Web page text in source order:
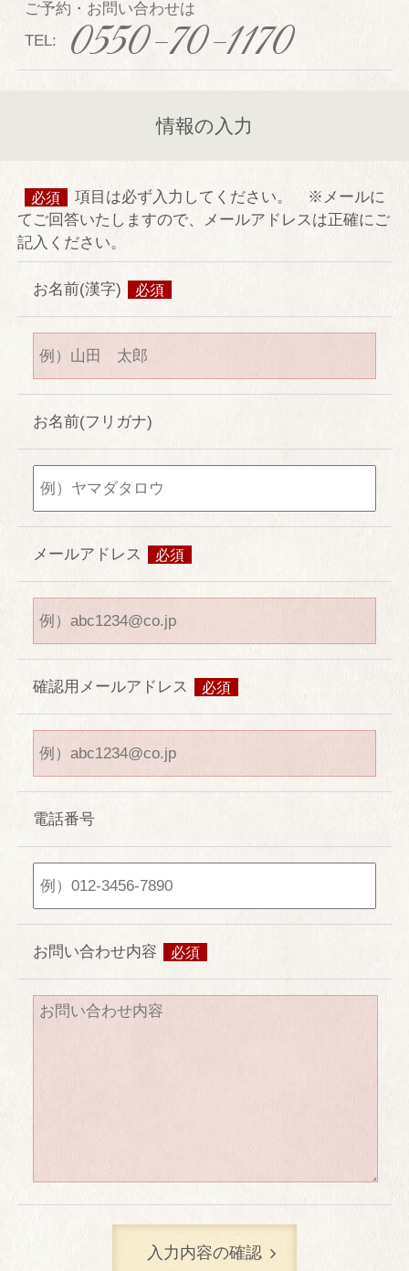
ご予約・お問い合わせは
TEL:
0550-70-1170
情報の入力
必須
項目は必ず入力してください。 ※メールに
てご回答いたしますので、メールアドレスは正確にご
記入ください。
お名前(漢字) 必須
お名前(フリガナ)
メールアドレス 必須
確認用メールアドレス 必須
電話番号
お問い合わせ内容 必須
入力内容の確認
別館特別室
本館シングル室
京会席「銀明翠」
スウィーツ「ヴェール・フイユ」
バー
スパ＆エステ
スパラグジュアリー
パンフレット
宴会・会議
松月庵
本館会議室
富士スカイルーム
コンベンションホール
館内施設
交通案内
過ごし方
ホテル内の滞在を楽しむ
アクティブに旅を楽しむ
御殿場・富士山観光
インフォメーション
お問い合わせ
会社案内